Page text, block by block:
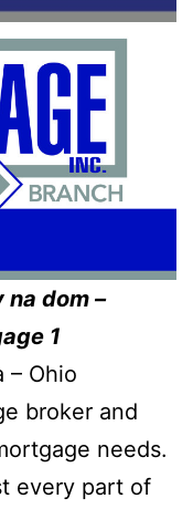
dom –
1
– Ohio
broker and
needs.
every part of